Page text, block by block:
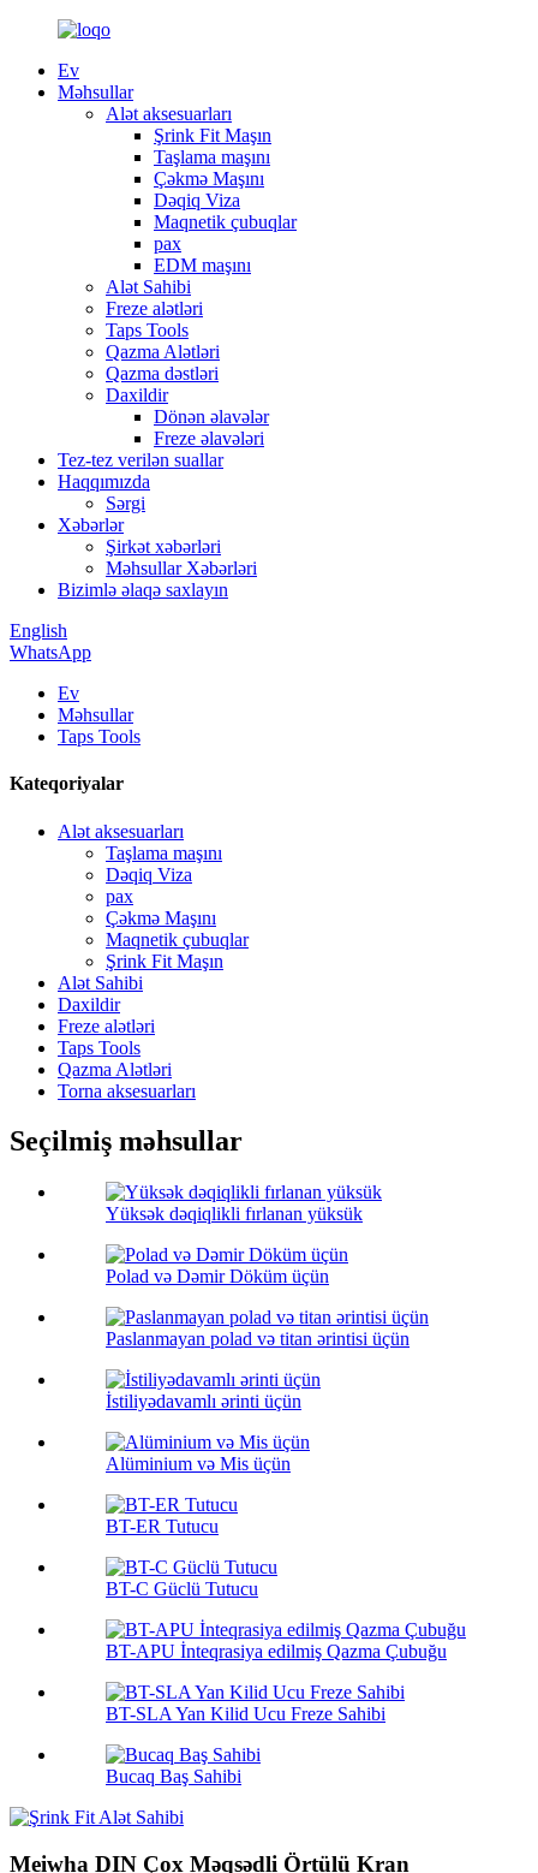
Ev
Məhsullar
Alət aksesuarları
Şrink Fit Maşın
Taşlama maşını
Çəkmə Maşını
Dəqiq Viza
Maqnetik çubuqlar
pax
EDM maşını
Alət Sahibi
Freze alətləri
Taps Tools
Qazma Alətləri
Qazma dəstləri
Daxildir
Dönən əlavələr
Freze əlavələri
Tez-tez verilən suallar
Haqqımızda
Sərgi
Xəbərlər
Şirkət xəbərləri
Məhsullar Xəbərləri
Bizimlə əlaqə saxlayın
English
WhatsApp
Ev
Məhsullar
Taps Tools
Kateqoriyalar
Alət aksesuarları
Taşlama maşını
Dəqiq Viza
pax
Çəkmə Maşını
Maqnetik çubuqlar
Şrink Fit Maşın
Alət Sahibi
Daxildir
Freze alətləri
Taps Tools
Qazma Alətləri
Torna aksesuarları
Seçilmiş məhsullar
Yüksək dəqiqlikli fırlanan yüksük
Polad və Dəmir Döküm üçün
Paslanmayan polad və titan ərintisi üçün
İstiliyədavamlı ərinti üçün
Alüminium və Mis üçün
BT-ER Tutucu
BT-C Güclü Tutucu
BT-APU İnteqrasiya edilmiş Qazma Çubuğu
BT-SLA Yan Kilid Ucu Freze Sahibi
Bucaq Baş Sahibi
Meiwha DIN Çox Məqsədli Örtülü Kran